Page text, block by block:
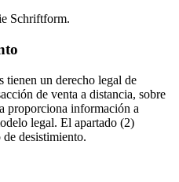
Schriftform.
un derecho legal de
de venta a distancia, sobre
proporciona información a
legal. El apartado (2)
desistimiento.